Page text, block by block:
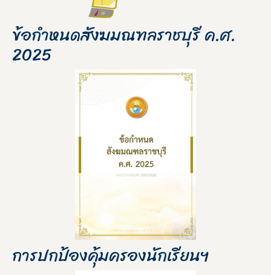
ข้อกำหนดสังฆมณฑลราชบุรี ค.ศ.
2025
การปกป้องคุ้มครองนักเรียนฯ